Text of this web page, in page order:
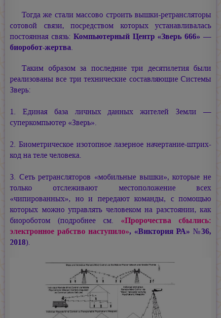
Тогда же стали массово строить вышки-ретрансляторы
сотовой связи, посредством которых устанавливалась
постоянная связь: Компьютерный Центр «Зверь 666» —
биоробот-жертва.
Таким образом за последние три десятилетия были
реализованы все три технические составляющие Системы
Зверь:
1. Единая база личных данных жителей Земли —
суперкомпьютер «Зверь».
2. Биометрическое изотопное лазерное начертание-штрих-
код на теле человека.
3. Сеть ретрансляторов «мобильные вышки», которые не
только отслеживают местоположение всех
«чипированных», но и передают команды, с помощью
которых можно управлять человеком на разстоянии, как
биороботом (подробнее см. «Пророчества сбылись:
электронное рабство наступило», «Виктория РА» №36,
2018).